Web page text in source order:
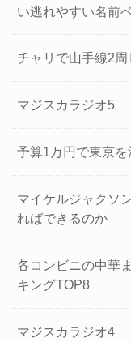
い逃れやすい名前
チャリで山手線2周
マジスカラジオ5
予算1万円で東京を
マイケルジャクソ
ればできるのか
各コンビニの中華
キングTOP8
マジスカラジオ4